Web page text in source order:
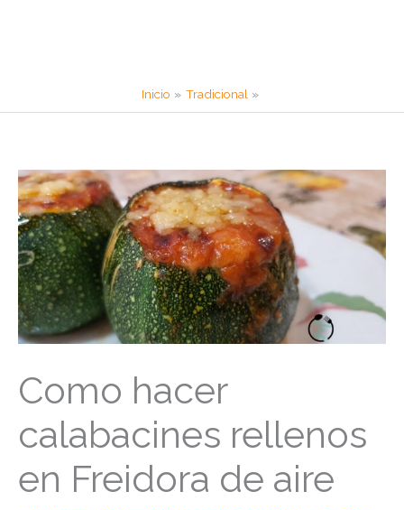
Inicio Tradicional
Como hacer
calabacines rellenos
en Freidora de aire